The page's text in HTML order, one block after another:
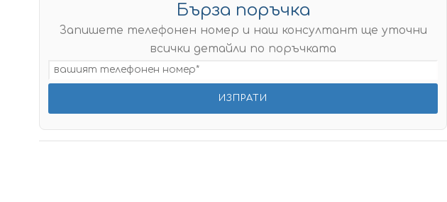
Бърза поръчка
Запишете телефонен номер и наш консултант ще уточни
всички детайли по поръчката